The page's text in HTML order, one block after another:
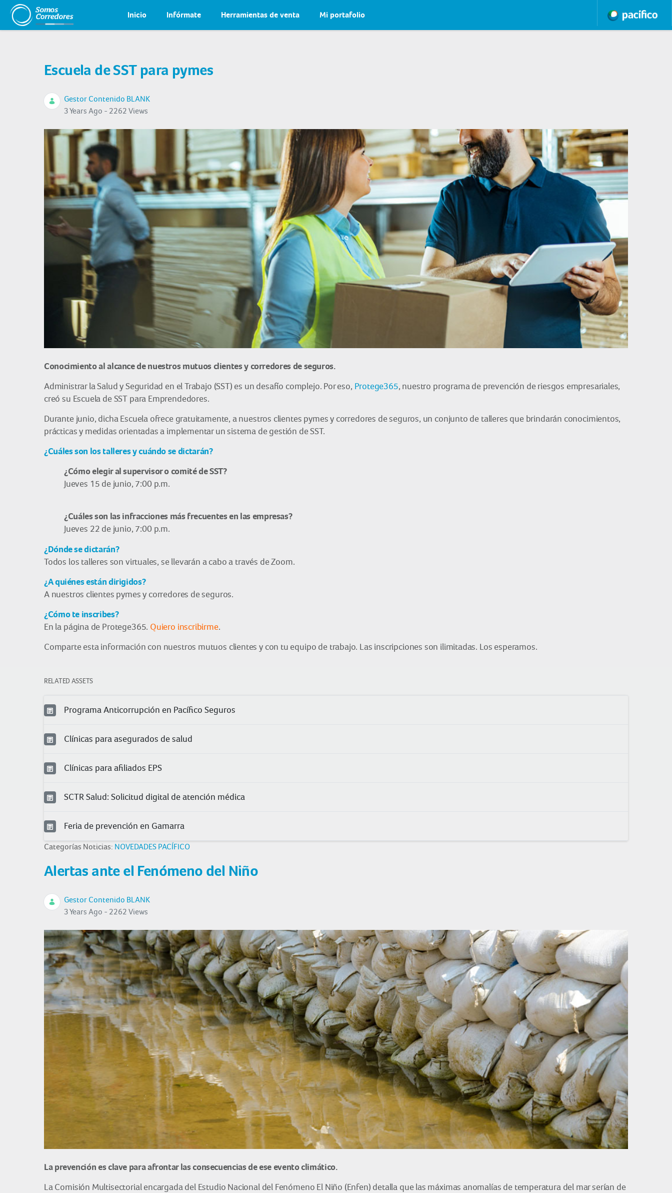
Inicio Infórmate Herramientas de venta Mi portafolio
Escuela de SST para pymes
Gestor Contenido BLANK
3 Years Ago - 2262 Views
Conocimiento al alcance de nuestros mutuos clientes y corredores de seguros.
Administrar la Salud y Seguridad en el Trabajo (SST) es un desafío complejo. Por eso, Protege365, nuestro programa de prevención de riesgos empresariales,
creó su Escuela de SST para Emprendedores.
Durante junio, dicha Escuela ofrece gratuitamente, a nuestros clientes pymes y corredores de seguros, un conjunto de talleres que brindarán conocimientos,
prácticas y medidas orientadas a implementar un sistema de gestión de SST.
¿Cuáles son los talleres y cuándo se dictarán?
¿Cómoelegir al supervisor o comité de SST?
Jueves 15 de junio, 7:00 p.m.
¿Cuáles son las infracciones más frecuentes en las empresas?
Jueves 22 de junio, 7:00 p.m.
¿Dónde se dictarán?
Todos los talleres son virtuales, se llevarán a cabo a través de Zoom.
¿A quiénes están dirigidos?
A nuestros clientes pymes y corredores de seguros.
¿Cómo te inscribes?
En la página de Protege365. Quiero inscribirme.
Comparte esta información con nuestros mutuos clientes y con tu equipo de trabajo. Las inscripciones son ilimitadas. Los esperamos.
RELATED ASSETS
Programa Anticorrupción en Pacífico Seguros
Clínicas para asegurados de salud
Clínicas para afiliados EPS
SCTR Salud: Solicitud digital de atención médica
Feria de prevención en Gamarra
Categorías Noticias: NOVEDADES PACÍFICO
Alertas ante el Fenómeno del Niño
Gestor Contenido BLANK
3 Years Ago - 2262 Views
La prevención es clave para afrontar las consecuencias de ese evento climático.
La Comisión Multisectorial encargada del Estudio Nacional del Fenómeno El Niño (Enfen) detalla que las máximas anomalías de temperatura del mar serían de